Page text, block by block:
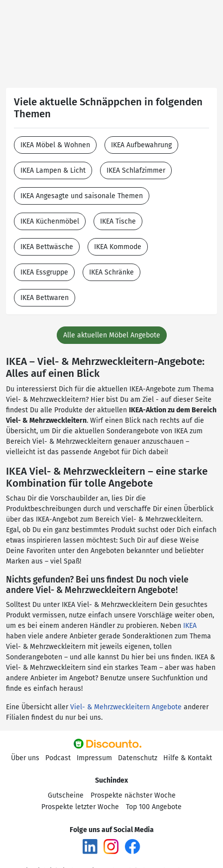
Viele aktuelle Schnäppchen in folgenden
Themen
IKEA Möbel & Wohnen IKEA Aufbewahrung
IKEA Lampen & Licht IKEA Schlafzimmer
IKEA Angesagte und saisonale Themen
IKEA Küchenmöbel IKEA Tische
IKEA Bettwäsche IKEA Kommode
IKEA Essgruppe IKEA Schränke
IKEA Bettwaren
Alle aktuellen Möbel Angebote
IKEA – Viel- & Mehrzweckleitern-Angebote:
Alles auf einen Blick
Du interessierst Dich für die aktuellen IKEA-Angebote zum Thema
Viel- & Mehrzweckleitern? Hier bist Du am Ziel - auf dieser Seite
findest Du alle Produkte der aktuellen IKEA-Aktion zu dem Bereich
Viel- & Mehrzweckleitern. Wirf einen Blick nach rechts auf die
Übersicht, um Dir die aktuellen Sonderangebote von IKEA zum
Bereich Viel- & Mehrzweckleitern genauer anzuschauen –
vielleicht ist das passende Angebot für Dich dabei!
IKEA Viel- & Mehrzweckleitern – eine starke
Kombination für tolle Angebote
Schau Dir die Vorschaubilder an, lies Dir die
Produktbeschreibungen durch und verschaffe Dir einen Überblick
über das IKEA-Angebot zum Bereich Viel- & Mehrzweckleitern.
Egal, ob Du ein ganz bestimmtes Produkt suchst oder Dich einfach
etwas inspirieren lassen möchtest: Such Dir auf diese Weise
Deine Favoriten unter den Angeboten bekannter und beliebter
Marken aus – viel Spaß!
Nichts gefunden? Bei uns findest Du noch viele
andere Viel- & Mehrzweckleitern Angebote!
Solltest Du unter IKEA Viel- & Mehrzweckleitern Dein gesuchtes
Produkt vermissen, nutze einfach unsere Vorschläge weiter oben,
um es bei einem anderen Händler zu probieren. Neben IKEA
haben viele andere Anbieter gerade Sonderaktionen zum Thema
Viel- & Mehrzweckleitern mit jeweils eigenen, tollen
Sonderangeboten – und alle kannst Du hier bei uns finden. IKEA &
Viel- & Mehrzweckleitern sind ein starkes Team – aber was haben
andere Anbieter im Angebot? Benutze unsere Suchfunktion und
finde es einfach heraus!
Eine Übersicht allerViel- & Mehrzweckleitern Angebote anderer
Filialen findest du nur bei uns.
Über uns Podcast Impressum Datenschutz Hilfe & Kontakt
Suchindex
Gutscheine
Prospekte nächster Woche
Prospekte letzter Woche
Top 100 Angebote
Folge uns auf Social Media